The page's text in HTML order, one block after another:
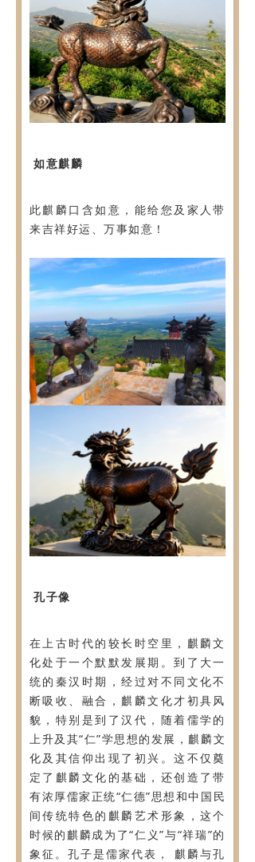
如意麒麟
此麒麟口含如意，能给您及家人带
来吉祥好运、万事如意！
孔子像
在上古时代的较长时空里，麒麟文
化处于一个默默发展期。到了大一
统的秦汉时期，经过对不同文化不
断吸收、融合，麒麟文化才初具风
貌，特别是到了汉代，随着儒学的
上升及其“仁”学思想的发展，麒麟文
化及其信仰出现了初兴。这不仅奠
定了麒麟文化的基础，还创造了带
有浓厚儒家正统“仁德”思想和中国民
间传统特色的麒麟艺术形象，这个
时候的麒麟成为了“仁义”与“祥瑞”的
象征。孔子是儒家代表， 麒麟与孔